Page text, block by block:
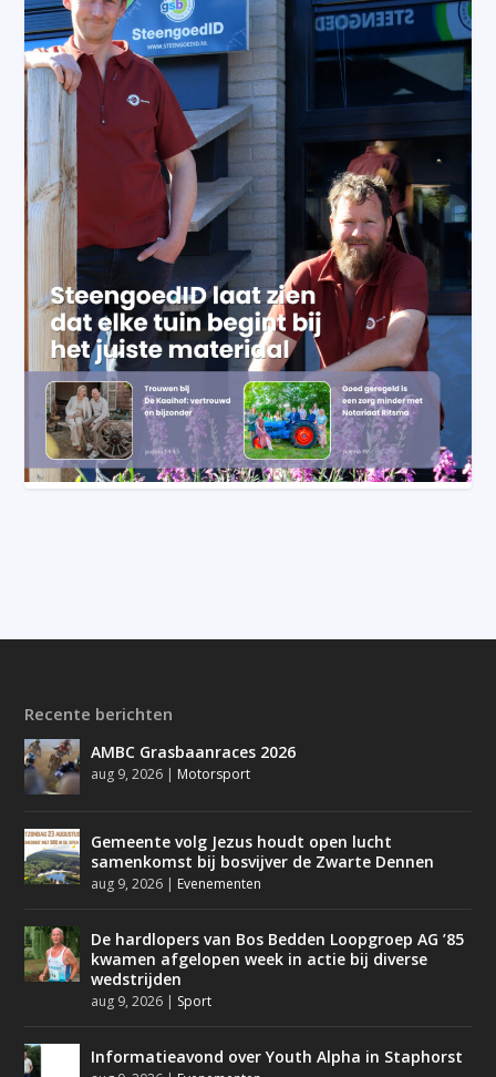
Recente berichten
AMBC Grasbaanraces 2026
aug 9, 2026 | Motorsport
Gemeente volg Jezus houdt open lucht
samenkomst bij bosvijver de Zwarte Dennen
aug 9, 2026 | Evenementen
De hardlopers van Bos Bedden Loopgroep AG ’85
kwamen afgelopen week in actie bij diverse
wedstrijden
aug 9, 2026 | Sport
Informatieavond over Youth Alpha in Staphorst